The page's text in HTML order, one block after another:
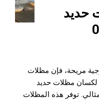
حديد
مريحة، فإن مظلات
مظلات حديد
الاختيار المثالي. توفر هذه المظلات